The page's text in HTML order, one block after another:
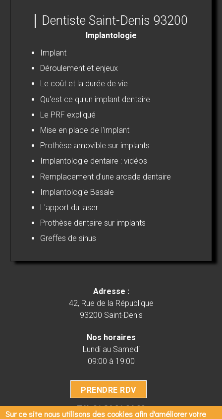
Dentiste Saint-Denis 93200
Implantologie
Implant
Déroulement et enjeux
Le coût et la durée de vie
Qu'est ce qu'un implant dentaire
Le PRF expliqué
Mise en place de l'implant
Prothèse amovible sur implants
Implantologie dentaire : vidéos
Remplacement d'une arcade dentaire
Implantologie Basale
L'apport du laser
Prothèse dentaire sur implants
Greffes de sinus
Adresse :
42, Rue de la République
93200 Saint-Denis
Nos horaires
Lundi au Samedi
09:00 à 19:00
PRENDRE RDV
Tél.01 84 21 04 02
Sur ce site nous utilisons des cookies afin d'améliorer votre